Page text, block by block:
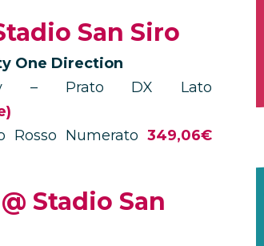
San Siro
One Direction
– Prato DX Lato
Rosso Numerato 349,06€
Stadio San